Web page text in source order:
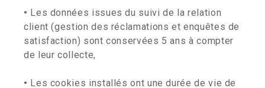
• Les données issues du suivi de la relation
client (gestion des réclamations et enquêtes de
satisfaction) sont conservées 5 ans à compter
de leur collecte,
• Les cookies installés ont une durée de vie de